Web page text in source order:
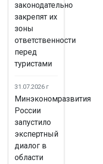
законодательно
закрепят их
зоны
ответственности
перед
туристами
31.07.2026 г
Минэкономразвития
России
запустило
экспертный
диалог в
области